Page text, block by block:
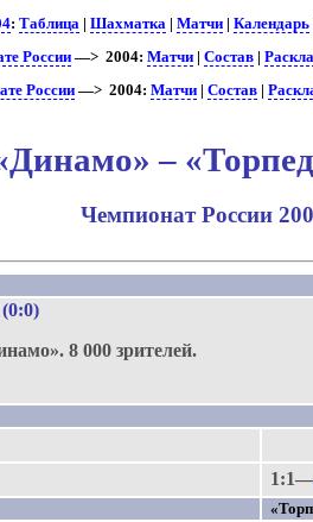
:Таблица |Шахматка |Матчи |Календарь
России —> 2004:Матчи |Состав |
России —> 2004:Матчи |Состав |
–
Чемпионат России
8 000 зрителей.